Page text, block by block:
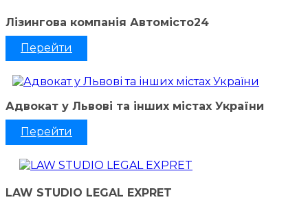
Лізингова компанія Автомісто24
Перейти
Адвокат у Львові та інших містах України
Перейти
LAW STUDIO LEGAL EXPRET